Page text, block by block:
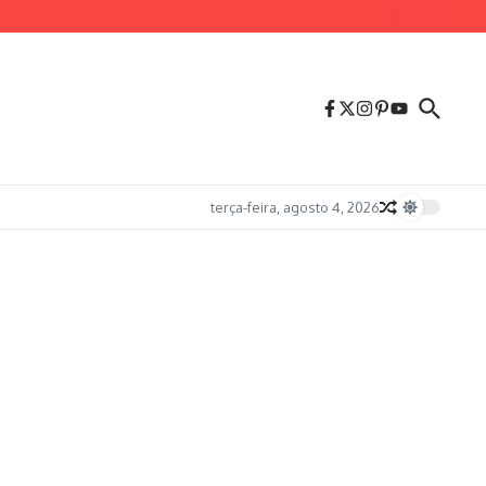
terça-feira, agosto 4, 2026